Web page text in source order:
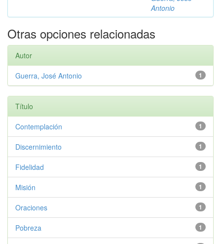
Antonio
Otras opciones relacionadas
Autor
1
Guerra, José Antonio
Título
1
Contemplación
1
Discernimiento
1
Fidelidad
1
Misión
1
Oraciones
1
Pobreza